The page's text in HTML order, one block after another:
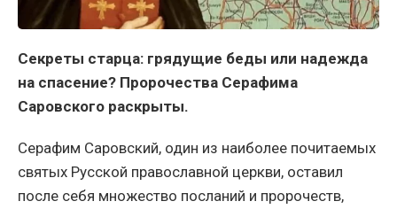
Секреты старца: грядущие беды или надежда
на спасение? Пророчества Серафима
Саровского раскрыты.
Серафим Саровский, один из наиболее почитаемых
святых Русской православной церкви, оставил
после себя множество посланий и пророчеств,